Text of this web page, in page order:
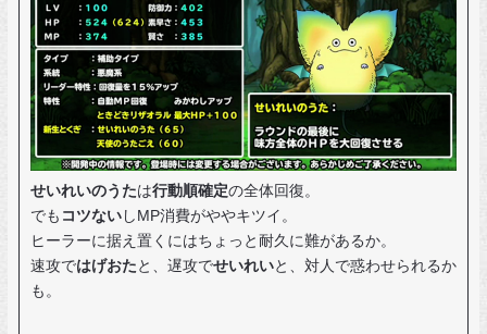
せいれいのうたは行動順確定の全体回復。
でも コツない しMP消費がややキツイ。
ヒーラーに据え置くにはちょっと耐久に難があるか。
速攻ではげおた と、遅攻でせいれいと、対人で惑わせられるか
も。